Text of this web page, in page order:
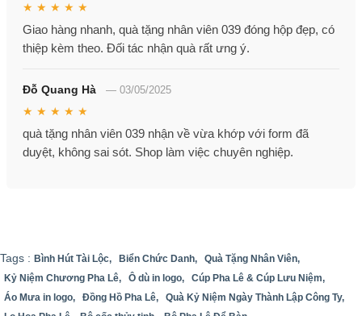
★ ★ ★ ★ ★
Giao hàng nhanh, quà tặng nhân viên 039 đóng hộp đẹp, có
thiệp kèm theo. Đối tác nhận quà rất ưng ý.
Đỗ Quang Hà — 03/05/2025
★ ★ ★ ★ ★
quà tặng nhân viên 039 nhận về vừa khớp với form đã
duyệt, không sai sót. Shop làm việc chuyên nghiệp.
Tags : Bình Hút Tài Lộc, Biển Chức Danh,
Quà Tặng Nhân Viên,
Kỷ Niệm Chương Pha Lê,
Ô dù in logo,
Cúp Pha Lê & Cúp Lưu Niệm,
Áo Mưa in logo,
Đồng Hồ Pha Lê,
Quà Kỷ Niệm Ngày Thành Lập Công Ty,